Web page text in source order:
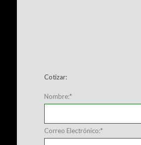
Cotizar:
Nombre:*
Correo Electrónico:*